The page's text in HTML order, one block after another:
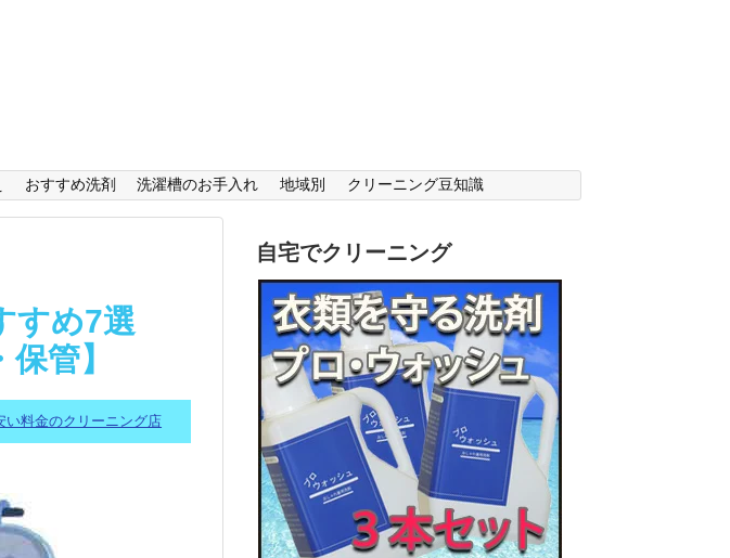
おすすめ洗剤 洗濯槽のお手入れ 地域別 クリーニング豆知識
すめ7選
管】
い料金のクリーニング店
自宅でクリーニング